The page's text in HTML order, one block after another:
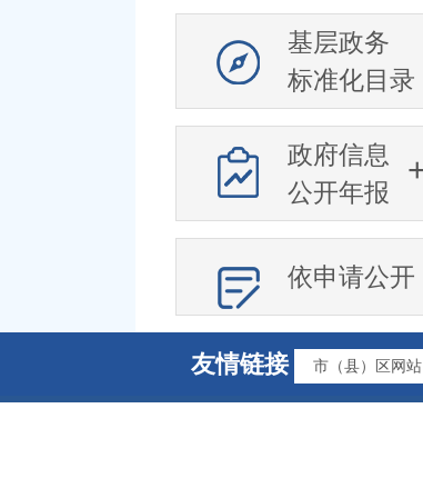
基层政务
标准化目录
政府信息
公开年报
依申请公开
友情链接 市（县）区网站